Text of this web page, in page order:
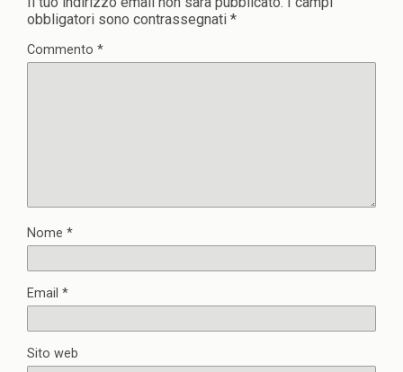
obbligatori sono contrassegnati *
Commento *
Nome *
Email *
Sito web